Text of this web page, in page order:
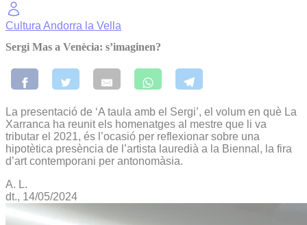
Cultura Andorra la Vella
Sergi Mas a Venècia: s’imaginen?
La presentació de ‘A taula amb el Sergi’, el volum en què La
Xarranca ha reunit els homenatges al mestre que li va
tributar el 2021, és l’ocasió per reflexionar sobre una
hipotètica presència de l’artista lauredià a la Biennal, la fira
d’art contemporani per antonomàsia.
A. L.
dt., 14/05/2024